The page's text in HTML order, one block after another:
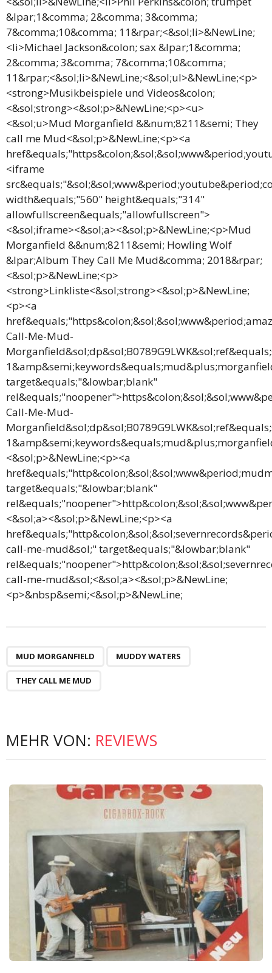
MUD MORGANFIELD MUDDY WATERS
THEY CALL ME MUD
MEHR VON: REVIEWS